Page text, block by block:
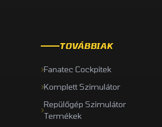
TOVÁBBIAK
Fanatec Cockpitek
Komplett Szimulátor
Repülőgép Szimulátor
Termékek